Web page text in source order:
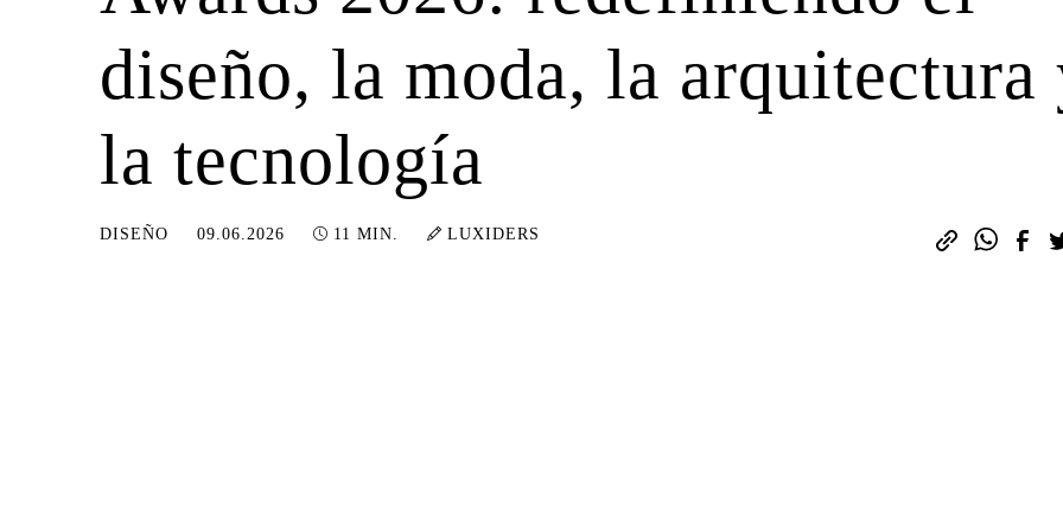
diseño, la moda, la arquitectura
la tecnología
DISEÑO 09.06.2026 09.06.2026
11 MIN. LUXIDERS